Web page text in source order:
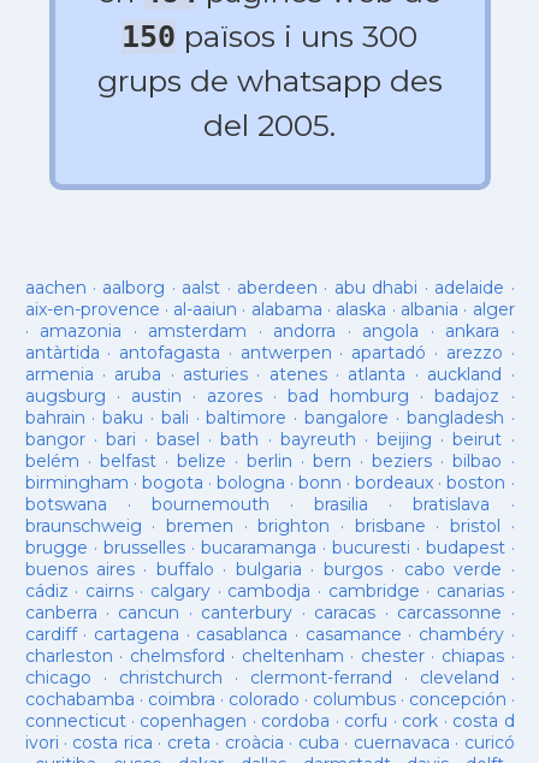
150 països i uns 300
grups de whatsapp des
del 2005.
aachen · aalborg · aalst · aberdeen · abu dhabi · adelaide ·
aix-en-provence · al-aaiun · alabama · alaska · albania · alger
· amazonia · amsterdam · andorra · angola · ankara ·
antàrtida · antofagasta · antwerpen · apartadó · arezzo ·
armenia · aruba · asturies· atenes· atlanta · auckland ·
augsburg · austin · azores·bad homburg ·badajoz ·
bahrain ·baku · bali ·baltimore ·bangalore · bangladesh ·
bangor· bari ·basel ·bath · bayreuth ·beijing ·beirut ·
belém · belfast· belize · berlin ·bern ·beziers ·bilbao ·
birmingham · bogota · bologna ·bonn ·bordeaux ·boston ·
botswana · bournemouth ·brasilia ·bratislava ·
braunschweig · bremen ·brighton · brisbane · bristol ·
brugge · brusselles· bucaramanga · bucuresti · budapest·
buenos aires· buffalo · bulgaria · burgos· cabo verde ·
cádiz · cairns· calgary · cambodja · cambridge · canarias·
canberra · cancun · canterbury · caracas · carcassonne ·
cardiff· cartagena · casablanca · casamance · chambéry·
charleston · chelmsford · cheltenham · chester· chiapas ·
chicago · christchurch · clermont-ferrand · cleveland ·
cochabamba · coimbra · colorado · columbus· concepción ·
connecticut· copenhagen · cordoba · corfu · cork · costa d
ivori · costa rica · creta · croàcia · cuba · cuernavaca · curicó